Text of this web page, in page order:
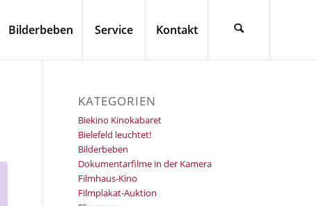
Bilderbeben Service Kontakt
KATEGORIEN
Biekino Kinokabaret
Bielefeld leuchtet!
Bilderbeben
Dokumentarfilme in der Kamera
Filmhaus-Kino
Filmplakat-Auktion